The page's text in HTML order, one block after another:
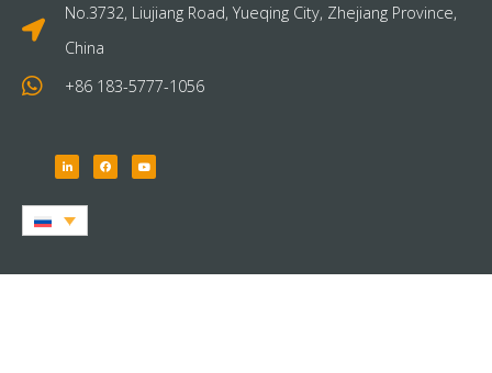
No.3732, Liujiang Road, Yueqing City, Zhejiang Province,
China
+86 183-5777-1056